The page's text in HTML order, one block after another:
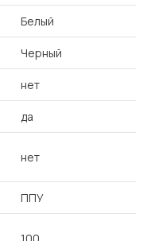
Белый
Черный
нет
да
нет
ППУ